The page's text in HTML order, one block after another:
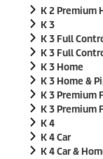
K 2 Premium
K 3
K 3 Full
K 3 Full
K 3 Home
K 3 Home &
K 3 Premium
K 3 Premium
K 4
K 4 Car
K 4 Car &